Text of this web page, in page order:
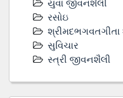
યુવા જીવનશૈલી
રસોઇ
શ્રીમદભગવતગીતા
સુવિચાર
સ્ત્રી જીવનશૈલી